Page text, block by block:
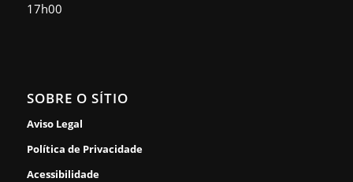
17h00
SOBRE O SÍTIO
Aviso Legal
Política de Privacidade
Acessibilidade